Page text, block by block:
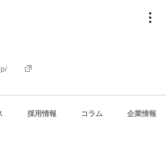
採用情報 コラム 企業情報